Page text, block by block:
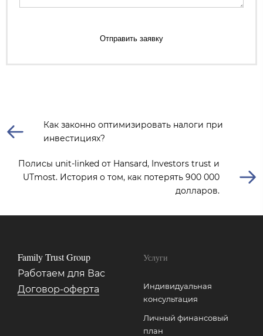
Отправить заявку
Как законно оптимизировать налоги при
инвестициях?
Полисы unit-linked от Hansard, Investors trust и
UTmost. История о том, как потерять 900 000
долларов.
Family Trust Group
Работаем для Вас
Договор-оферта
Услуги
Индивидуальная
консультация
Личный финансовый
план